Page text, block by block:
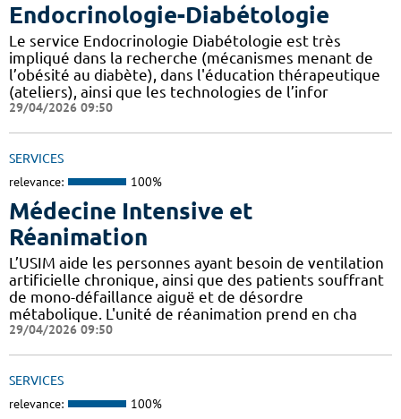
Endocrinologie-Diabétologie
Le service Endocrinologie Diabétologie est très
impliqué dans la recherche (mécanismes menant de
l’obésité au diabète), dans l'éducation thérapeutique
(ateliers), ainsi que les technologies de l’infor
29/04/2026 09:50
SERVICES
relevance: 100%
Médecine Intensive et
Réanimation
L’USIM aide les personnes ayant besoin de ventilation
artificielle chronique, ainsi que des patients souffrant
de mono-défaillance aiguë et de désordre
métabolique. L'unité de réanimation prend en cha
29/04/2026 09:50
SERVICES
relevance: 100%